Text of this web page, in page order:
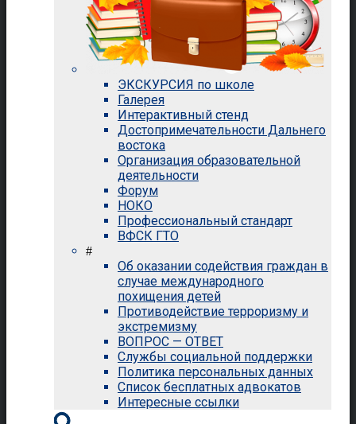
ЭКСКУРСИЯ по школе
Галерея
Интерактивный стенд
Достопримечательности Дальнего
востока
Организация образовательной
деятельности
Форум
НОКО
Профессиональный стандарт
ВФСК ГТО
#
Об оказании содействия граждан в
случае международного
похищения детей
Противодействие терроризму и
экстремизму
ВОПРОС — ОТВЕТ
Службы социальной поддержки
Политика персональных данных
Список бесплатных адвокатов
Интересные ссылки